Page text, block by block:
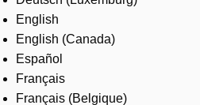
Careers
English
English (Canada)
Español
Français
Français (Belgique)